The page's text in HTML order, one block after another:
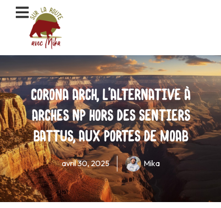
Corona Arch, l’alternative à
Arches NP hors des sentiers
battus, aux portes de Moab
avril 30, 2025 Mika